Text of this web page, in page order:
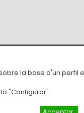
la base d'un perfil
"Configurar".